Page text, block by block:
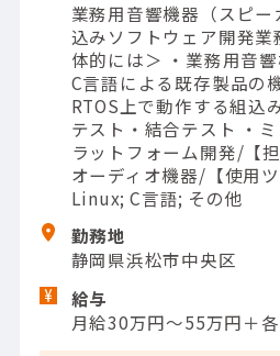
業務用音響機器（スピー
込みソフトウェア開発業
体的には＞ ・業務用音
C言語による既存製品の
RTOS上で動作する組込
テスト・結合テスト ・
ラットフォーム開発/【
オーディオ機器/【使用
Linux; C言語; その他
勤務地
静岡県浜松市中央区
給与
月給30万円～55万円＋